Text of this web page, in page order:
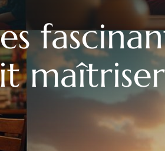
maîtriser